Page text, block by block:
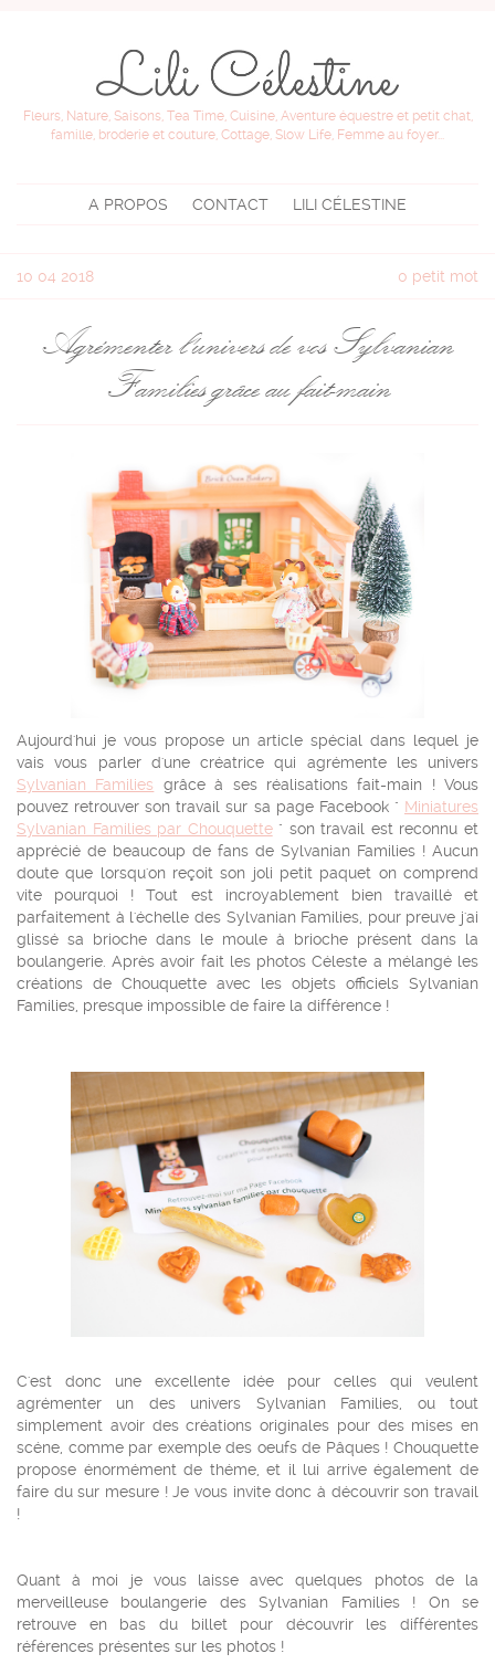
Fleurs, Nature, Saisons, Tea Time, Cuisine, Aventure équestre et petit chat,
famille, broderie et couture, Cottage, Slow Life, Femme au foyer...
A PROPOS CONTACT LILI CÉLESTINE
10 04 2018 0 petit mot
Agrémenter l'univers de vos Sylvanian
Families grâce au fait-main
Aujourd'hui je vous propose un article spécial dans lequel je
vais vous parler d'une créatrice qui agrémente les univers
Sylvanian Families grâce à ses réalisations fait-main ! Vous
pouvez retrouver son travail sur sa page Facebook " Miniatures
Sylvanian Families par Chouquette" son travail est reconnu et
apprécié de beaucoup de fans de Sylvanian Families ! Aucun
doute que lorsqu'on reçoit son joli petit paquet on comprend
vite pourquoi ! Tout est incroyablement bien travaillé et
parfaitement à l'échelle des Sylvanian Families, pour preuve j'ai
glissé sa brioche dans le moule à brioche présent dans la
boulangerie. Après avoir fait les photos Céleste a mélangé les
créations de Chouquette avec les objets officiels Sylvanian
Families, presque impossible de faire la différence !
C'est donc une excellente idée pour celles qui veulent
agrémenter un des univers Sylvanian Families, ou tout
simplement avoir des créations originales pour des mises en
scéne, comme par exemple des oeufs de Pâques ! Chouquette
propose énormément de théme, et il lui arrive également de
faire du sur mesure ! Je vous invite donc à découvrir son travail
!
Quant à moi je vous laisse avec quelques photos de la
merveilleuse boulangerie des Sylvanian Families ! On se
retrouve en bas du billet pour découvrir les différentes
références présentes sur les photos !